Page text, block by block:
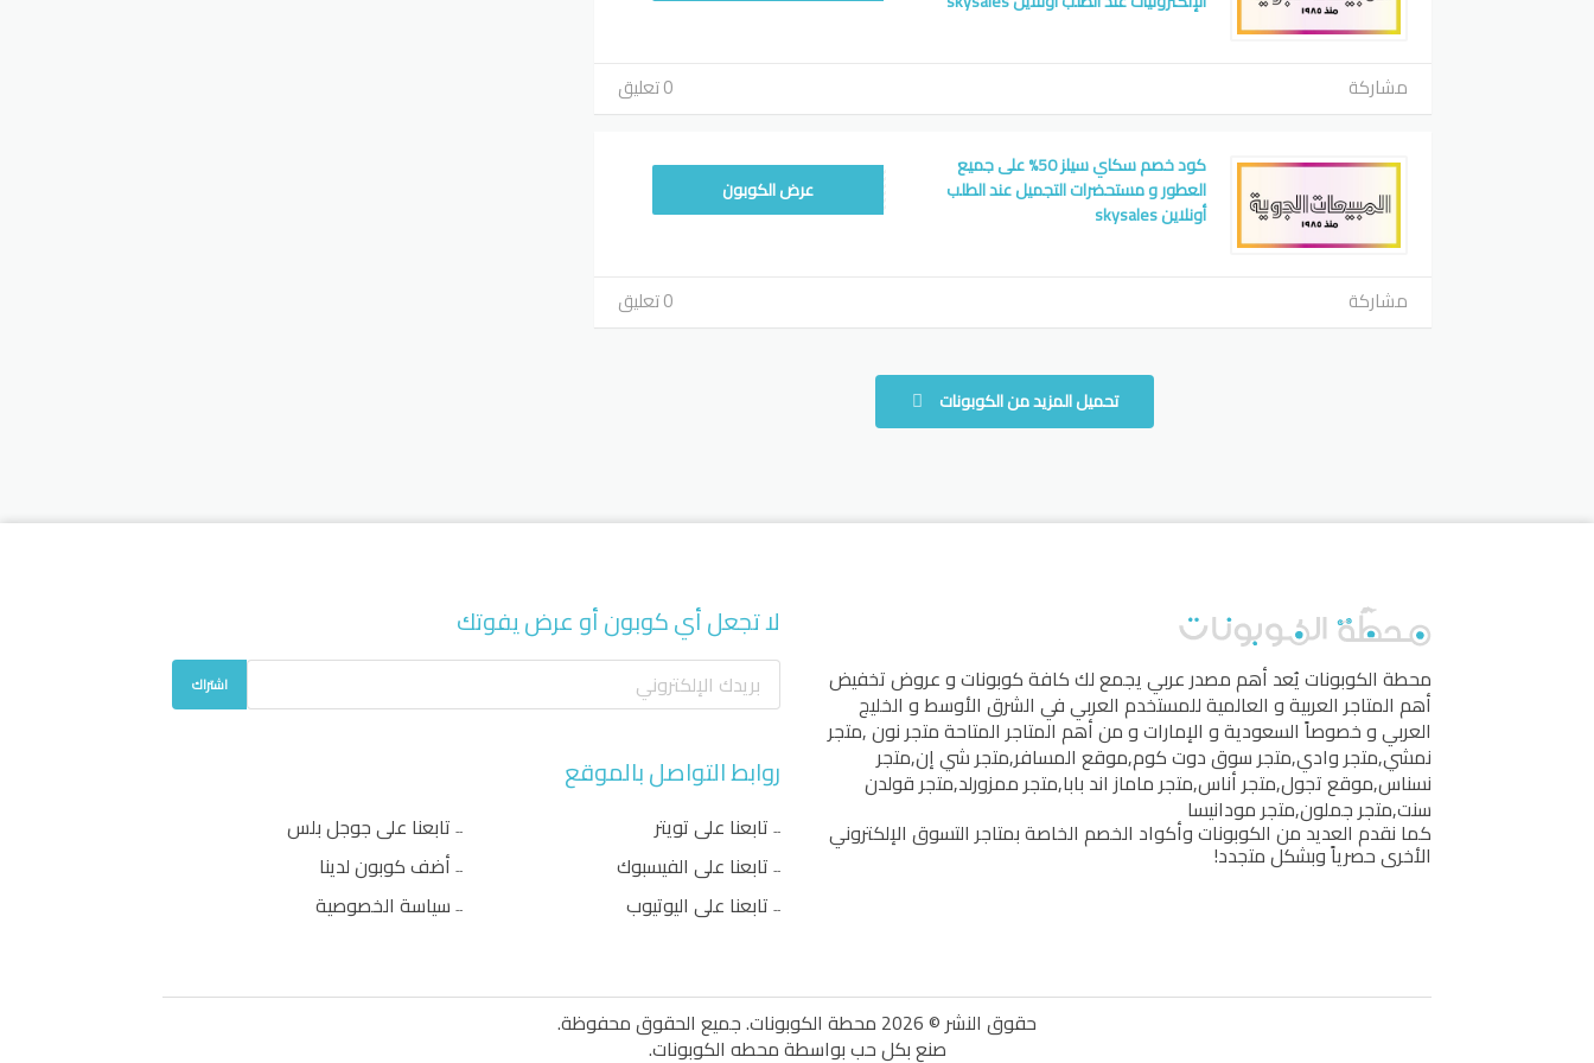
مشاركة 0 تعليق
كود خصم سكاي سيلز 50% على جميع
العطور و مستحضرات التجميل عند الطلب
أونلاين skysales
UORSAN50
عرض الكوبون
مشاركة 0 تعليق
تحميل المزيد من الكوبونات
محطة الكوبوناتيُعد أهم مصدر عربي يجمع لك كافة كوبونات و عروض تخفيض
أهم المتاجر العربية و العالمية للمستخدم العربي في الشرق الأوسط و الخليج
العربي و خصوصاً السعودية و الإمارات و من أهم المتاجر المتاحةمتجر نون,متجر
نمشي,متجر وادي,متجر سوق دوت كوم,موقع المسافر,متجر شي إن,متجر
نسناس,موقع تجول,متجر أناس,متجر ماماز اند بابا,متجر ممزورلد,متجر قولدن
سنت,متجر جملون,متجر مودانيسا
كما نقدم العديد من الكوبونات وأكواد الخصم الخاصة بمتاجر التسوق الإلكتروني
الأخرى حصرياً وبشكل متجدد!
لا تجعل أي كوبون أو عرض يفوتك
اشتراك
روابط التواصل بالموقع
تابعنا على تويتر
تابعنا على الفيسبوك
تابعنا على اليوتيوب
تابعنا على جوجل بلس
أضف كوبون لدينا
سياسة الخصوصية
حقوق النشر © 2026 محطة الكوبونات. جميع الحقوق محفوظة.
صنع بكل حب بواسطةمحطه الكوبونات.